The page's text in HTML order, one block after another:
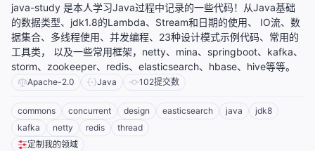
java-study 是本人学习Java过程中记录的一些代码！从Java基础
的数据类型、jdk1.8的Lambda、Stream和日期的使用、 IO流、数
据集合、多线程使用、并发编程、23种设计模式示例代码、常用的
工具类， 以及一些常用框架，netty、mina、springboot、kafka、
storm、zookeeper、redis、elasticsearch、hbase、hive等等。
Apache-2.0 Java 102提交数
commons concurrent design easticsearch java
jdk8
kafka
netty redis
thread
定制我的领域